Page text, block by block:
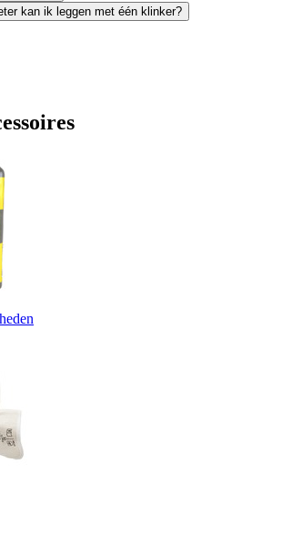
kan ik leggen met één klinker?